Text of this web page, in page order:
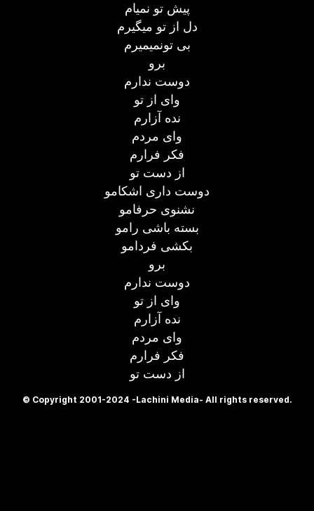
پیش تو نمیام
دل از تو میگیرم
بی تونمیمیرم
برو
دوست ندارم
وای از تو
نده آزارم
وای مردم
فکر فرارم
از دست تو
دوست داری اشکامو
نشنوی حرفامو
بسته باشی رامو
بکشی فردامو
برو
دوست ندارم
وای از تو
نده آزارم
وای مردم
فکر فرارم
از دست تو
© Copyright 2001-2024 -Lachini Media- All rights reserved.